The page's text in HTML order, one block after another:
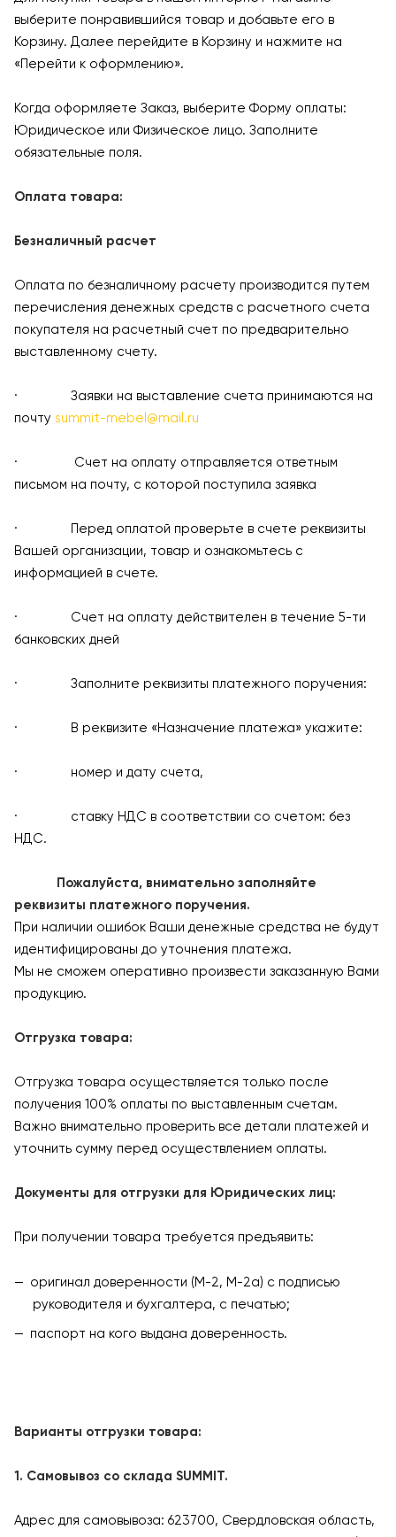
выберите понравившийся товар и добавьте его в
Корзину. Далее перейдите в Корзину и нажмите на
«Перейти к оформлению».
Когда оформляете Заказ, выберите Форму оплаты:
Юридическое или Физическое лицо. Заполните
обязательные поля.
Оплата товара:
Безналичный расчет
Оплата по безналичному расчету производится путем
перечисления денежных средств с расчетного счета
покупателя на расчетный счет по предварительно
выставленному счету.
· Заявки на выставление счета принимаются на
почту summit-mebel@mail.ru
· Счет на оплату отправляется ответным
письмом на почту, с которой поступила заявка
· Перед оплатой проверьте в счете реквизиты
Вашей организации, товар и ознакомьтесь с
информацией в счете.
· Счет на оплату действителен в течение 5-ти
банковских дней
· Заполните реквизиты платежного поручения:
· В реквизите «Назначение платежа» укажите:
· номер и дату счета,
· ставку НДС в соответствии со счетом: без
НДС.
Пожалуйста, внимательно заполняйте
реквизиты платежного поручения.
При наличии ошибок Ваши денежные средства не будут
идентифицированы до уточнения платежа.
Мы не сможем оперативно произвести заказанную Вами
продукцию.
Отгрузка товара:
Отгрузка товара осуществляется только после
получения 100% оплаты по выставленным счетам.
Важно внимательно проверить все детали платежей и
уточнить сумму перед осуществлением оплаты.
Документы для отгрузки для Юридических лиц:
При получении товара требуется предъявить:
оригинал доверенности (М-2, М-2а) с подписью
руководителя и бухгалтера, с печатью;
паспорт на кого выдана доверенность.
Варианты отгрузки товара:
1. Самовывоз со склада SUMMIT.
Адрес для самовывоза: 623700, Свердловская область,